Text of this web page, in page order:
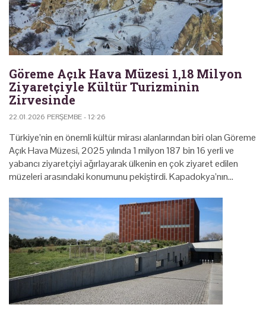
Göreme Açık Hava Müzesi 1,18 Milyon
Ziyaretçiyle Kültür Turizminin
Zirvesinde
22.01.2026 PERŞEMBE - 12:26
Türkiye’nin en önemli kültür mirası alanlarından biri olan Göreme
Açık Hava Müzesi, 2025 yılında 1 milyon 187 bin 16 yerli ve
yabancı ziyaretçiyi ağırlayarak ülkenin en çok ziyaret edilen
müzeleri arasındaki konumunu pekiştirdi. Kapadokya’nın…